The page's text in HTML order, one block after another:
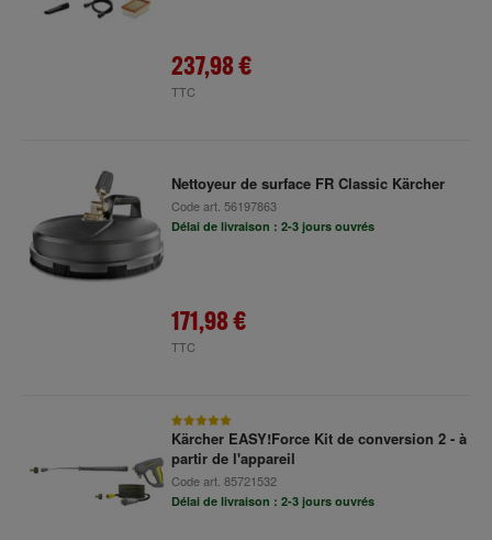
237,98 €
TTC
Nettoyeur de surface FR Classic Kärcher
Code art. 56197863
Délai de livraison : 2-3 jours ouvrés
171,98 €
TTC
Kärcher EASY!Force Kit de conversion 2 - à
partir de l'appareil
Code art. 85721532
Délai de livraison : 2-3 jours ouvrés